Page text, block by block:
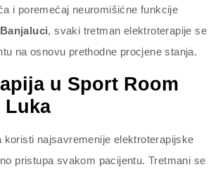
i poremećaj neuromišićne funkcije
Banjaluci, svaki tretman elektroterapije se
na osnovu prethodne procjene stanja.
u Sport Room
Luka
koristi najsavremenije elektroterapijske
pristupa svakom pacijentu. Tretmani se